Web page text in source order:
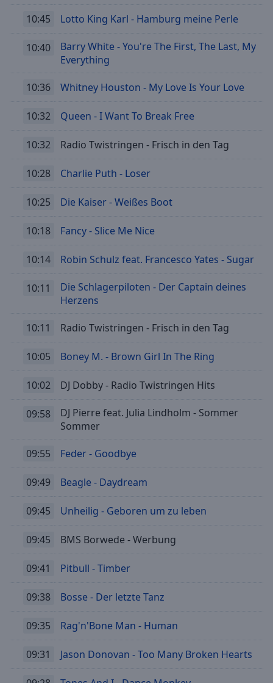
10:45 Lotto King Karl - Hamburg meine Perle
10:40
Barry White - You're The First, The Last, My
Everything
10:36 Whitney Houston - My Love Is Your Love
10:32 Queen - I Want To Break Free
10:32 Radio Twistringen - Frisch in den Tag
10:28 Charlie Puth - Loser
10:25 Die Kaiser - Weißes Boot
10:18 Fancy - Slice Me Nice
10:14 Robin Schulz feat. Francesco Yates - Sugar
10:11
Die Schlagerpiloten - Der Captain deines
Herzens
10:11 Radio Twistringen - Frisch in den Tag
10:05 Boney M. - Brown Girl In The Ring
10:02 DJ Dobby - Radio Twistringen Hits
09:58
DJ Pierre feat. Julia Lindholm - Sommer
Sommer
09:55 Feder - Goodbye
09:49 Beagle - Daydream
09:45 Unheilig - Geboren um zu leben
09:45 BMS Borwede - Werbung
09:41 Pitbull - Timber
09:38 Bosse - Der letzte Tanz
09:35 Rag'n'Bone Man - Human
09:31 Jason Donovan - Too Many Broken Hearts